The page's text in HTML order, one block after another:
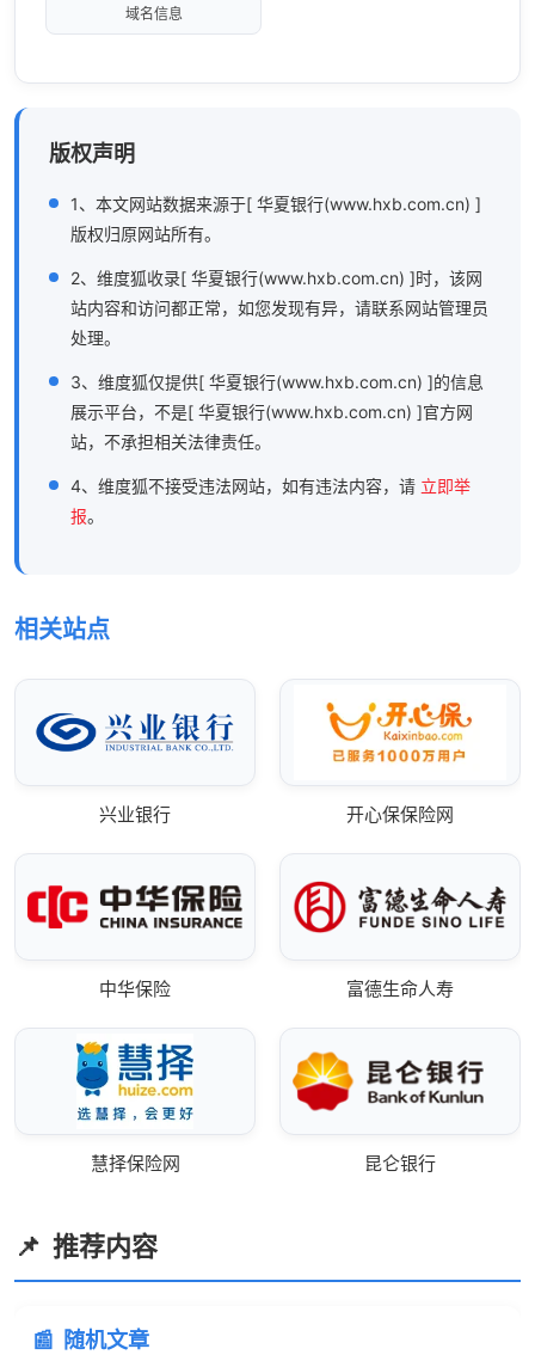
域名信息
版权声明
1、本文网站数据来源于[ 华夏银行(www.hxb.com.cn) ]
版权归原网站所有。
2、维度狐收录[ 华夏银行(www.hxb.com.cn) ]时，该网
站内容和访问都正常，如您发现有异，请联系网站管理员
处理。
3、维度狐仅提供[ 华夏银行(www.hxb.com.cn) ]的信息
展示平台，不是[ 华夏银行(www.hxb.com.cn) ]官方网
站，不承担相关法律责任。
4、维度狐不接受违法网站，如有违法内容，请 立即举
报。
相关站点
兴业银行 开心保保险网
中华保险 富德生命人寿
慧择保险网 昆仑银行
推荐内容
随机文章